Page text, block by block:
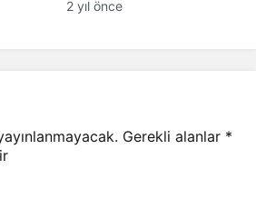
yemek 70 TL olacak
2 yıl önce
Gerekli alanlar *